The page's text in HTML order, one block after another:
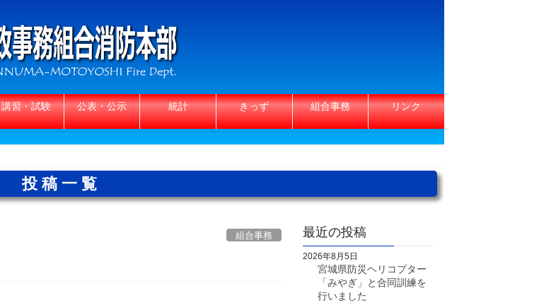
講習・試験 公表・公示 統計 きっず 組合事務 リンク
投稿一覧
組合事務 最近の投稿
宮城県防災ヘリコプター
「みやぎ」と合同訓練を
行いました
2026年8月5日